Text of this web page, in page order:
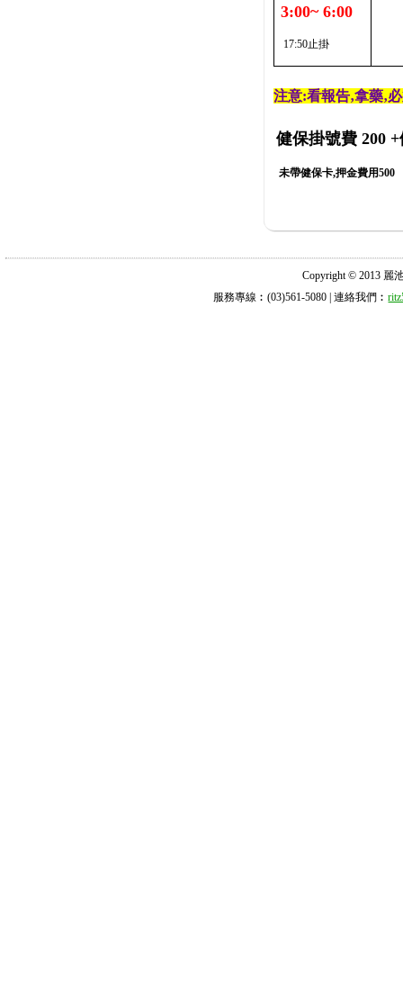
3:00~ 6:00
17:50止掛
注意:看報告‚拿藥‚
健保掛號費 200 +
未帶健保卡,押金費用500
Copyright © 2013 麗
服務專線︰(03)561-5080 | 連絡我們︰